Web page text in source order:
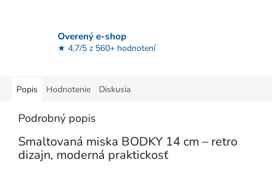
Overený e-shop
★ 4,7/5 z 560+ hodnotení
Popis Hodnotenie Diskusia
Podrobný popis
Smaltovaná miska BODKY 14 cm – retro
dizajn, moderná praktickosť